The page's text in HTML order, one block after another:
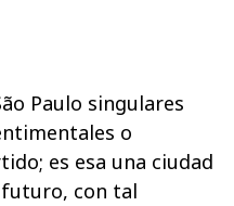
Paulo singulares
o
es esa una ciudad
futuro, con tal